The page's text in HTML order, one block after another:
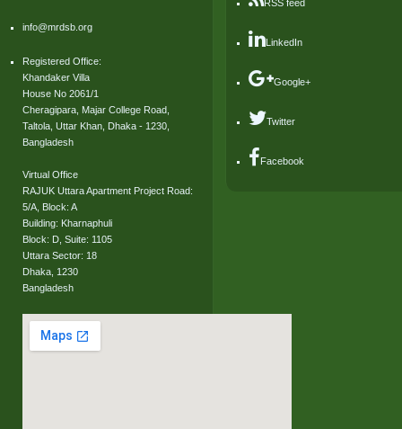
info@mrdsb.org
Registered Office:
Khandaker Villa
House No 2061/1
Cheragipara, Majar College Road,
Taltola, Uttar Khan, Dhaka - 1230,
Bangladesh
Virtual Office
RAJUK Uttara Apartment Project Road:
5/A, Block: A
Building: Kharnaphuli
Block: D, Suite: 1105
Uttara Sector: 18
Dhaka, 1230
Bangladesh
RSS feed
LinkedIn
Google+
Twitter
Facebook